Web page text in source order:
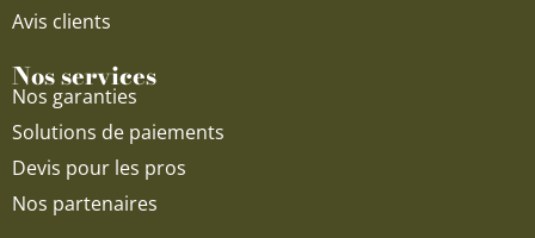
Avis clients
Nos services
Nos garanties
Solutions de paiements
Devis pour les pros
Nos partenaires